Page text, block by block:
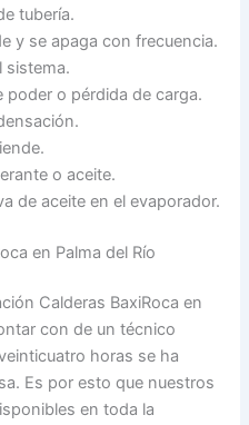
tubería.
y se apaga con frecuencia.
sistema.
poder o pérdida de carga.
o aceite.
de aceite en el evaporador.
en Palma del Río
Calderas BaxiRoca en
con de un técnico
horas se ha
Es por esto que nuestros
en toda la